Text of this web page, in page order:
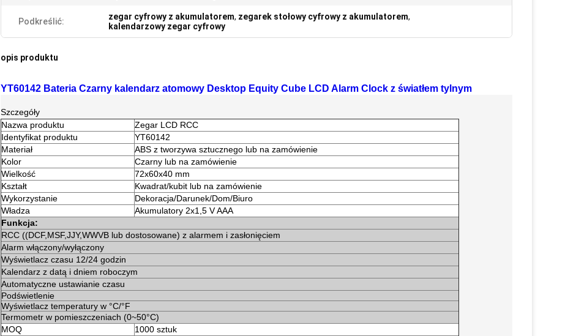
Podkreślić: zegar cyfrowy z akumulatorem, zegarek stołowy cyfrowy z akumulatorem,
kalendarzowy zegar cyfrowy
opis produktu
YT60142 Bateria Czarny kalendarz atomowy Desktop Equity Cube LCD Alarm Clock z światłem tylnym
Szczegóły
Nazwa produktu
Zegar LCD RCC
Identyfikat produktu
YT60142
Materiał
ABS z tworzywa sztucznego lub na zamówienie
Kolor
Czarny lub na zamówienie
Wielkość
72x60x40 mm
Kształt
Kwadrat/kubit lub na zamówienie
Wykorzystanie
Dekoracja/Darunek/Dom/Biuro
Władza
Akumulatory 2x1,5 V AAA
Funkcja:
RCC ((DCF,MSF,JJY,WWVB lub dostosowane) z alarmem i zasłonięciem
Alarm włączony/wyłączony
Wyświetlacz czasu 12/24 godzin
Kalendarz z datą i dniem roboczym
Automatyczne ustawianie czasu
Podświetlenie
Wyświetlacz temperatury w °C/°F
Termometr w pomieszczeniach (0~50°C)
MOQ
1000 sztuk